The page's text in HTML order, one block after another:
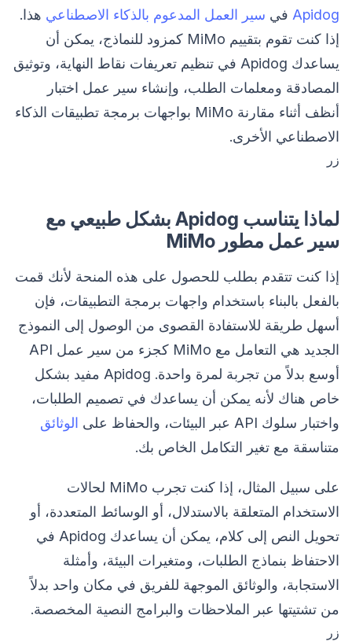
Apidog في سير العمل المدعوم بالذكاء الاصطناعي هذا.
إذا كنت تقوم بتقييم MiMo كمزود للنماذج، يمكن أن
يساعدك Apidog في تنظيم تعريفات نقاط النهاية، وتوثيق
المصادقة ومعلمات الطلب، وإنشاء سير عمل اختبار
أنظف أثناء مقارنة MiMo بواجهات برمجة تطبيقات الذكاء
الاصطناعي الأخرى.
زر
لماذا يتناسب Apidog بشكل طبيعي مع
سير عمل مطور MiMo
إذا كنت تتقدم بطلب للحصول على هذه المنحة لأنك قمت
بالفعل بالبناء باستخدام واجهات برمجة التطبيقات، فإن
أسهل طريقة للاستفادة القصوى من الوصول إلى النموذج
الجديد هي التعامل مع MiMo كجزء من سير عمل API
أوسع بدلاً من تجربة لمرة واحدة. Apidog مفيد بشكل
خاص هناك لأنه يمكن أن يساعدك في تصميم الطلبات،
واختبار سلوك API عبر البيئات، والحفاظ على
الوثائق
متناسقة مع تغير التكامل الخاص بك.
على سبيل المثال، إذا كنت تجرب MiMo لحالات
الاستخدام المتعلقة بالاستدلال، أو الوسائط المتعددة، أو
تحويل النص إلى كلام، يمكن أن يساعدك Apidog في
الاحتفاظ بنماذج الطلبات، ومتغيرات البيئة، وأمثلة
الاستجابة، والوثائق الموجهة للفريق في مكان واحد بدلاً
من تشتيتها عبر الملاحظات والبرامج النصية المخصصة.
زر